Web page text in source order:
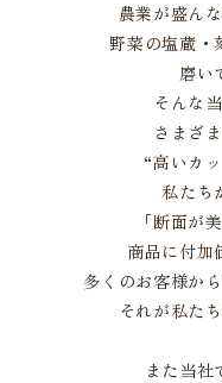
農業が盛ん
野菜の塩蔵・
磨い
そんな
さまざ
“高いカ
私たち
「断面が
商品に付加
多くのお客様か
それが私た
また当社